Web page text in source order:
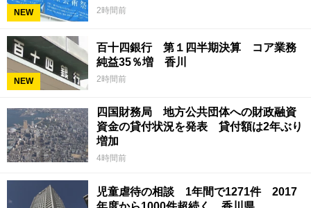
NEW 2時間前
NEW
百十四銀行 第１四半期決算 コア業務
純益35％増 香川
2時間前
四国財務局 地方公共団体への財政融資
資金の貸付状況を発表 貸付額は2年ぶり
増加
4時間前
児童虐待の相談 1年間で1271件 2017